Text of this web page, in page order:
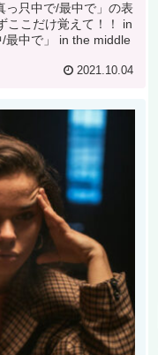
っ只中で/最中で」の表
ここだけ覚えて！！ in
最中で」 in the middle
2021.10.04